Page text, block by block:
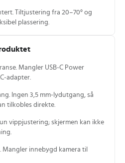
Tiltjustering fra 20–70° og
plassering.
Mangler USB‑C Power
Ingen 3,5 mm‑lydutgang, så
tilkobles direkte.
vippjustering; skjermen kan ikke
Mangler innebygd kamera til